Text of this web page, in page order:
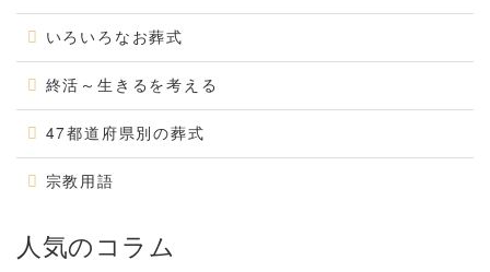
いろいろなお葬式
終活～生きるを考える
47都道府県別の葬式
宗教用語
人気のコラム